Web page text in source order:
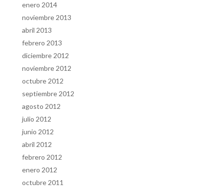
enero 2014
noviembre 2013
abril 2013
febrero 2013
diciembre 2012
noviembre 2012
octubre 2012
septiembre 2012
agosto 2012
julio 2012
junio 2012
abril 2012
febrero 2012
enero 2012
octubre 2011